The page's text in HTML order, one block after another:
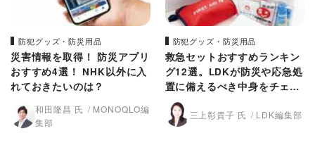
防犯グッズ・防災用品
災害情報を取得！ 防災アプリ
おすすめ4選！ NHK以外に入
れておきたいのは？
和田隆昌 氏
MONOQLO編
集部
防犯グッズ・防災用品
救急セットおすすめランキン
グ12選。LDKが防災や応急処
置に備えるべき中身をチェッ
ク
三上彰貴子 氏 LDK編集部